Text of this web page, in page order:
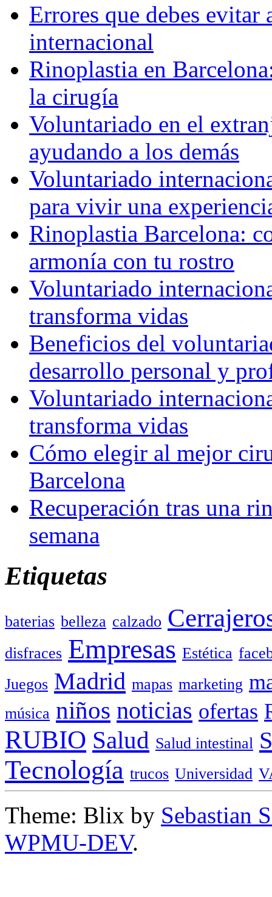
Errores que debes
internacional
Rinoplastia en
la cirugía
Voluntariado en el
ayudando a los demás
Voluntariado
para vivir una
Rinoplastia Barcelona:
armonía con tu rostro
Voluntariado
transforma vidas
Beneficios del
desarrollo personal y
Voluntariado
transforma vidas
Cómo elegir al mejor
Barcelona
Recuperación tras una
semana
Etiquetas
baterias belleza calzado
disfraces Empresas Estética
Juegos Madrid mapas marketing
música niños noticias ofertas
RUBIO Salud Salud intestinal
Tecnología trucos Universidad
Theme: Blix by Sebastian
WPMU-DEV.